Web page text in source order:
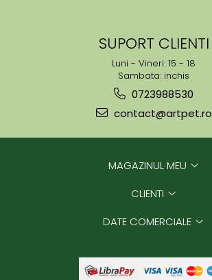
SUPORT CLIENTI
Luni - Vineri: 15 - 18
Sambata: inchis
0723988530
contact@artpet.ro
MAGAZINUL MEU
CLIENTI
DATE COMERCIALE